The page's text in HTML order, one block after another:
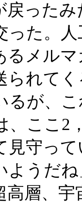
戻った
った。
るメル
られて
るが、
、ここ2
見守っ
ようだ
高層、